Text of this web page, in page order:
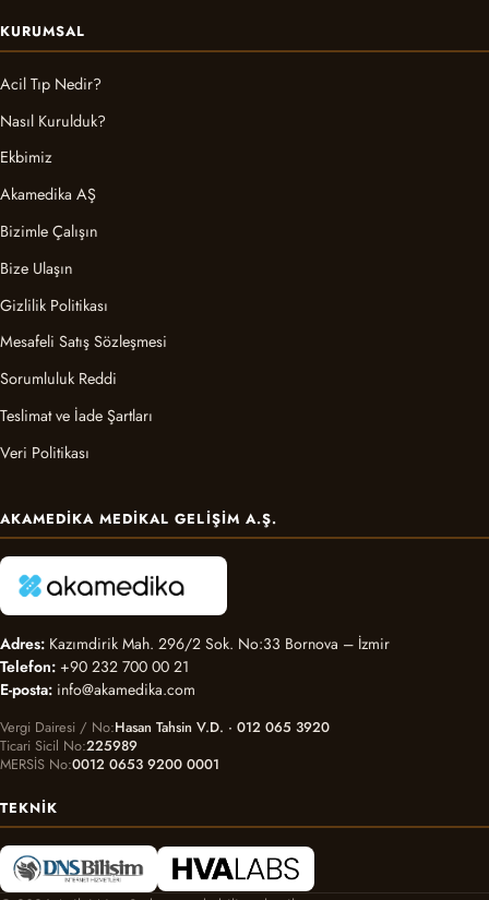
KURUMSAL
Acil Tıp Nedir?
Nasıl Kurulduk?
Ekbimiz
Akamedika AŞ
Bizimle Çalışın
Bize Ulaşın
Gizlilik Politikası
Mesafeli Satış Sözleşmesi
Sorumluluk Reddi
Teslimat ve İade Şartları
Veri Politikası
AKAMEDIKA MEDIKAL GELIŞIM A.Ş.
Adres: Kazımdirik Mah. 296/2 Sok. No:33 Bornova – İzmir
Telefon: +90 232 700 00 21
E-posta: info@akamedika.com
Vergi Dairesi / No Hasan Tahsin V.D. · 012 065 3920
Ticari Sicil No 225989
MERSİS No 0012 0653 9200 0001
TEKNIK